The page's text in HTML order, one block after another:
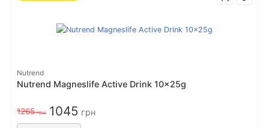
Nutrend
Nutrend Magneslife Active Drink 10x25g
1265грн 1045 грн